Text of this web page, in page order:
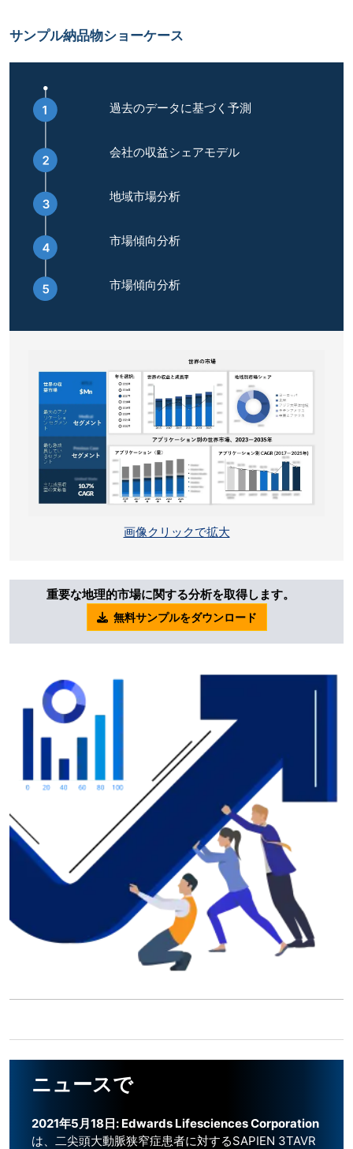
サンプル納品物ショーケース
過去のデータに基づく予測
会社の収益シェアモデル
地域市場分析
市場傾向分析
市場傾向分析
画像クリックで拡大
重要な地理的市場に関する分析を取得します。
無料サンプルをダウンロード
ニュースで
2021年5月18日: Edwards Lifesciences Corporation
は、二尖頭大動脈狭窄症患者に対するSAPIEN 3TAVR